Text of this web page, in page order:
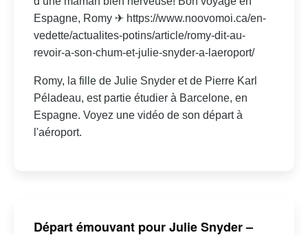
Espagne, Romy ✈ https://www.noovomoi.ca/en-
vedette/actualites-potins/article/romy-dit-au-
revoir-a-son-chum-et-julie-snyder-a-laeroport/
Romy, la fille de Julie Snyder et de Pierre Karl
Péladeau, est partie étudier à Barcelone, en
Espagne. Voyez une vidéo de son départ à
l'aéroport.
Départ émouvant pour Julie Snyder –